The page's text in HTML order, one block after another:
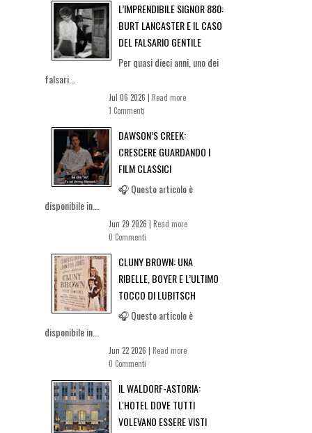
L’IMPRENDIBILE SIGNOR 880:
BURT LANCASTER E IL CASO
DEL FALSARIO GENTILE
Per quasi dieci anni, uno dei
falsari...
Jul 06 2026 | Read more
1 Commenti
DAWSON’S CREEK:
CRESCERE GUARDANDO I
FILM CLASSICI
🎧 Questo articolo è
disponibile in...
Jun 29 2026 | Read more
0 Commenti
CLUNY BROWN: UNA
RIBELLE, BOYER E L’ULTIMO
TOCCO DI LUBITSCH
🎧 Questo articolo è
disponibile in...
Jun 22 2026 | Read more
0 Commenti
IL WALDORF-ASTORIA:
L'HOTEL DOVE TUTTI
VOLEVANO ESSERE VISTI